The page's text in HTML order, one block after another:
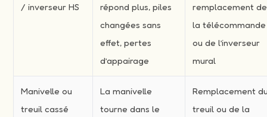
/ inverseur HS
répond plus, piles
changées sans
effet, pertes
d’appairage
remplacement de
la télécommande
ou de l’inverseur
mural
Manivelle ou
treuil cassé
La manivelle
tourne dans le
Remplacement
treuil ou de la